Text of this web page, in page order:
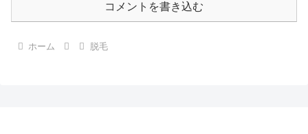
コメントを書き込む
ホーム 脱毛